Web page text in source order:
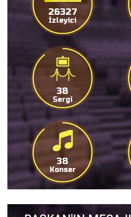
27000
İzleyici
38
Sergi
38
Konser